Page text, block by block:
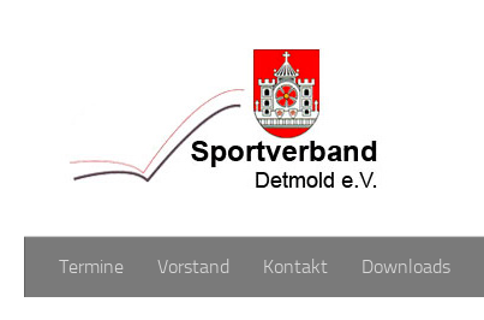
Termine Vorstand Kontakt Downloads